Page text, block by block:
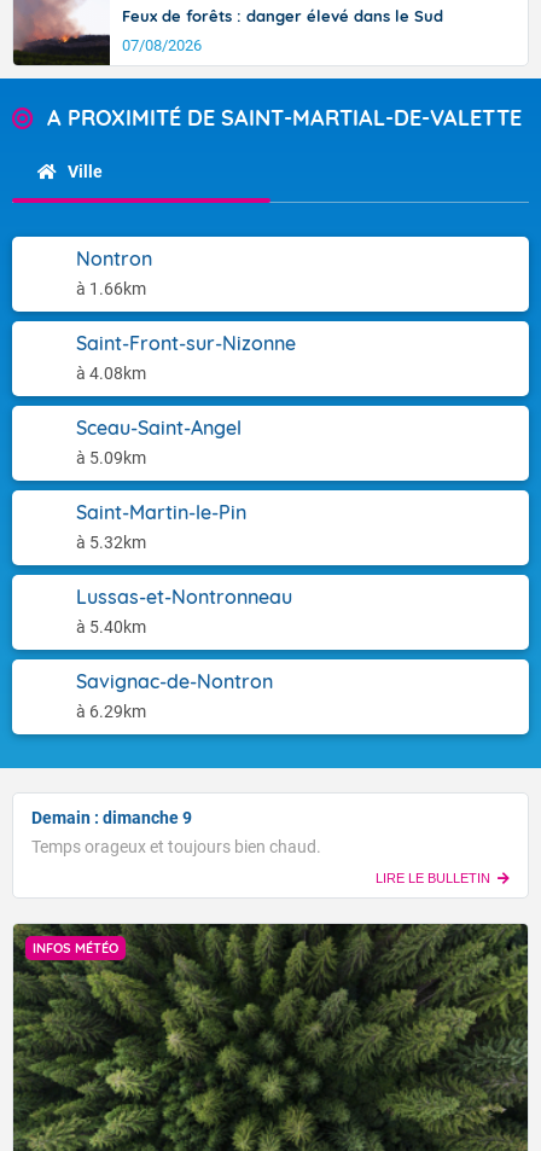
Feux de forêts : danger élevé dans le Sud
07/08/2026
A PROXIMITÉ DE SAINT-MARTIAL-DE-VALETTE
Ville
Nontron
à 1.66km
Saint-Front-sur-Nizonne
à 4.08km
Sceau-Saint-Angel
à 5.09km
Saint-Martin-le-Pin
à 5.32km
Lussas-et-Nontronneau
à 5.40km
Savignac-de-Nontron
à 6.29km
Demain : dimanche 9
Temps orageux et toujours bien chaud.
LIRE LE BULLETIN
INFOS MÉTÉO